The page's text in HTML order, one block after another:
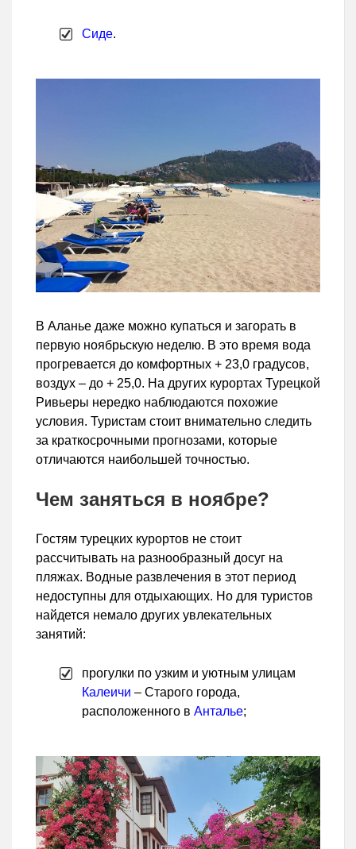
Сиде.
В Аланье даже можно купаться и загорать в
первую ноябрьскую неделю. В это время вода
прогревается до комфортных + 23,0 градусов,
воздух – до + 25,0. На других курортах Турецкой
Ривьеры нередко наблюдаются похожие
условия. Туристам стоит внимательно следить
за краткосрочными прогнозами, которые
отличаются наибольшей точностью.
Чем заняться в ноябре?
Гостям турецких курортов не стоит
рассчитывать на разнообразный досуг на
пляжах. Водные развлечения в этот период
недоступны для отдыхающих. Но для туристов
найдется немало других увлекательных
занятий:
прогулки по узким и уютным улицам
Калеичи – Старого города,
расположенного в Анталье;